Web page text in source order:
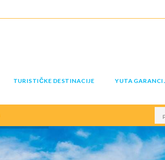
TURISTIČKE DESTINACIJE YUTA